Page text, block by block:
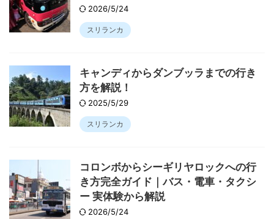
2026/5/24
スリランカ
キャンディからダンブッラまでの行き
方を解説！
2025/5/29
スリランカ
コロンボからシーギリヤロックへの行
き方完全ガイド｜バス・電車・タクシ
ー 実体験から解説
2026/5/24